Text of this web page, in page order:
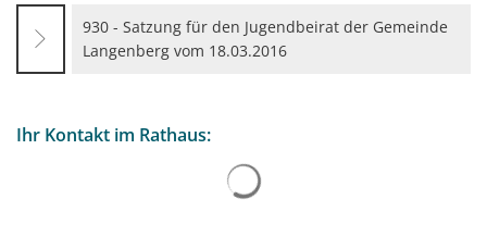
930 - Satzung für den Jugendbeirat der Gemeinde
Langenberg vom 18.03.2016
Ihr Kontakt im Rathaus: